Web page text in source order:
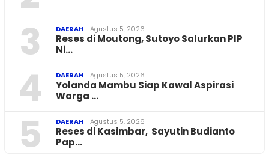
3 DAERAH Agustus 5, 2026
Reses di Moutong, Sutoyo Salurkan PIP
Ni…
4 DAERAH Agustus 5, 2026
Yolanda Mambu Siap Kawal Aspirasi
Warga …
5 DAERAH Agustus 5, 2026
Reses di Kasimbar, Sayutin Budianto
Pap…